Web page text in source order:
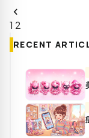
投
稿
の
ペ
chevron_left
1 2
RECENT